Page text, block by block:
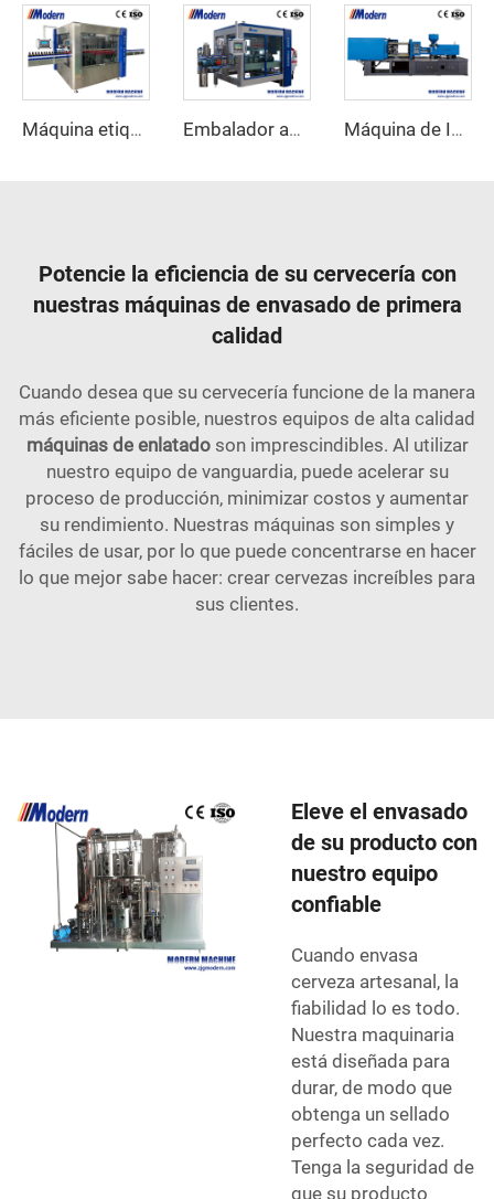
Máquina etiquetadora autoadhesiva rotativa de alta velocidad Embalador automático Máquina de Inyección de Preformas PET
Potencie la eficiencia de su cervecería con
nuestras máquinas de envasado de primera
calidad
Cuando desea que su cervecería funcione de la manera
más eficiente posible, nuestros equipos de alta calidad
máquinas de enlatado son imprescindibles. Al utilizar
nuestro equipo de vanguardia, puede acelerar su
proceso de producción, minimizar costos y aumentar
su rendimiento. Nuestras máquinas son simples y
fáciles de usar, por lo que puede concentrarse en hacer
lo que mejor sabe hacer: crear cervezas increíbles para
sus clientes.
Eleve el envasado
de su producto con
nuestro equipo
confiable
Cuando envasa
cerveza artesanal, la
fiabilidad lo es todo.
Nuestra maquinaria
está diseñada para
durar, de modo que
obtenga un sellado
perfecto cada vez.
Tenga la seguridad de
que su producto